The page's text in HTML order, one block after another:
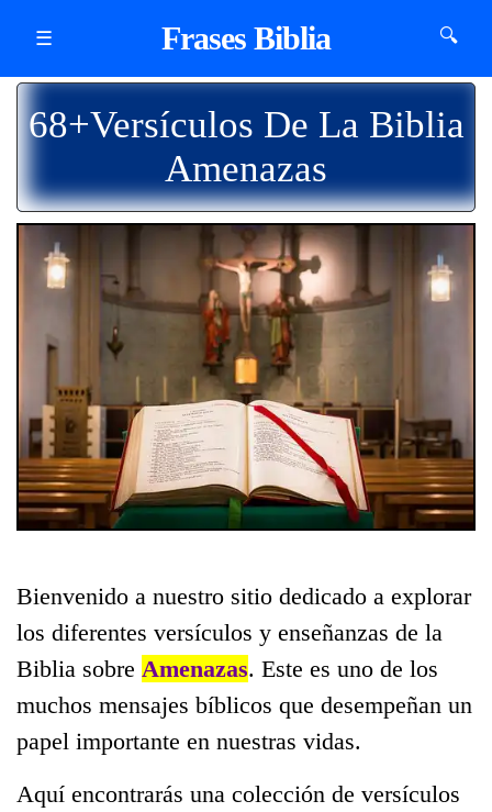
☰ Frases Biblia 🔍
68+Versículos De La Biblia
Amenazas
Bienvenido a nuestro sitio dedicado a explorar
los diferentes versículos y enseñanzas de la
Biblia sobre Amenazas. Este es uno de los
muchos mensajes bíblicos que desempeñan un
papel importante en nuestras vidas.
Aquí encontrarás una colección de versículos